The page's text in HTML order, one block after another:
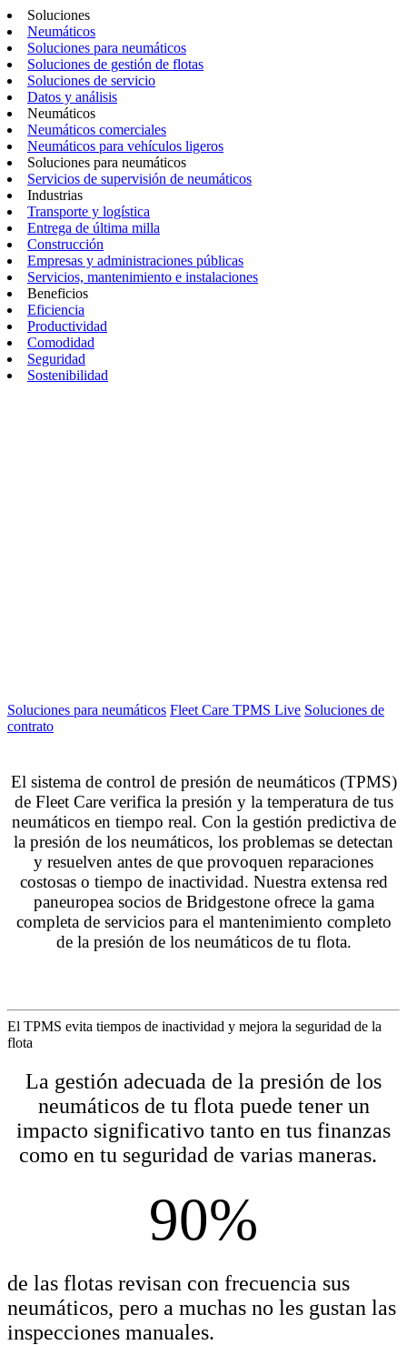
Soluciones
Neumáticos
Soluciones para neumáticos
Soluciones de gestión de flotas
Soluciones de servicio
Datos y análisis
Neumáticos
Neumáticos comerciales
Neumáticos para vehículos ligeros
Soluciones para neumáticos
Servicios de supervisión de neumáticos
Industrias
Transporte y logística
Entrega de última milla
Construcción
Empresas y administraciones públicas
Servicios, mantenimiento e instalaciones
Beneficios
Eficiencia
Productividad
Comodidad
Seguridad
Sostenibilidad
Soluciones para neumáticos Fleet Care TPMS Live Soluciones de
contrato
El sistema de control de presión de neumáticos (TPMS)
de Fleet Care verifica la presión y la temperatura de tus
neumáticos en tiempo real. Con la gestión predictiva de
la presión de los neumáticos, los problemas se detectan
y resuelven antes de que provoquen reparaciones
costosas o tiempo de inactividad. Nuestra extensa red
paneuropea socios de Bridgestone ofrece la gama
completa de servicios para el mantenimiento completo
de la presión de los neumáticos de tu flota.
El TPMS evita tiempos de inactividad y mejora la seguridad de la
flota
La gestión adecuada de la presión de los
neumáticos de tu flota puede tener un
impacto significativo tanto en tus finanzas
como en tu seguridad de varias maneras.
90%
de las flotas revisan con frecuencia sus
neumáticos, pero a muchas no les gustan las
inspecciones manuales.